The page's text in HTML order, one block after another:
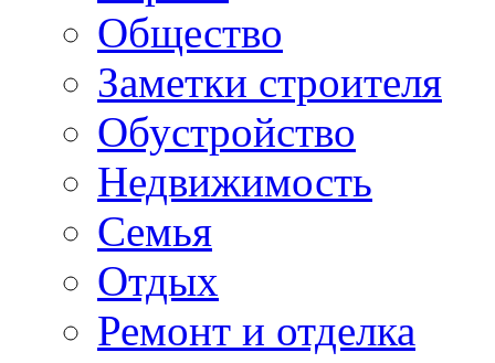
Общество
Заметки строителя
Обустройство
Недвижимость
Семья
Отдых
Ремонт и отделка